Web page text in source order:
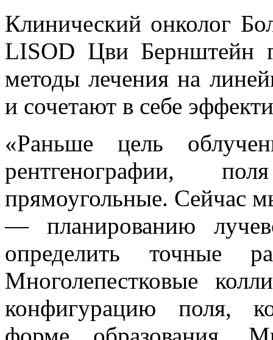
Клинический онколог
LISOD Цви Бернштейн
методы лечения на
и сочетают в себе
«Раньше цель
рентгенографии,
прямоугольные. Сейчас
— планированию
определить точные
Многолепестковые
конфигурацию поля,